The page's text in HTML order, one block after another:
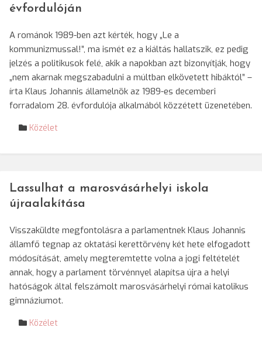
évfordulóján
A románok 1989-ben azt kérték, hogy „Le a
kommunizmussal!”, ma ismét ez a kiáltás hallatszik, ez pedig
jelzés a politikusok felé, akik a napokban azt bizonyítják, hogy
„nem akarnak megszabadulni a múltban elkövetett hibáktól” –
írta Klaus Johannis államelnök az 1989-es decemberi
forradalom 28. évfordulója alkalmából közzétett üzenetében.
Közélet
Lassulhat a marosvásárhelyi iskola
újraalakítása
Visszaküldte megfontolásra a parlamentnek Klaus Johannis
államfő tegnap az oktatási kerettörvény két hete elfogadott
módosítását, amely megteremtette volna a jogi feltételét
annak, hogy a parlament törvénnyel alapítsa újra a helyi
hatóságok által felszámolt marosvásárhelyi római katolikus
gimnáziumot.
Közélet